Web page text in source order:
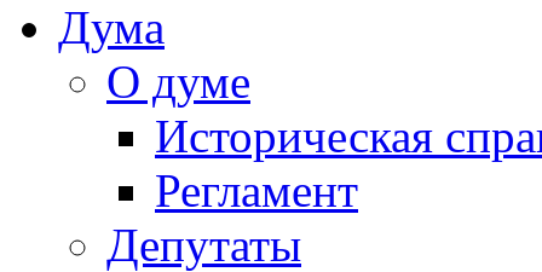
Дума
О думе
Историческая
Регламент
Депутаты